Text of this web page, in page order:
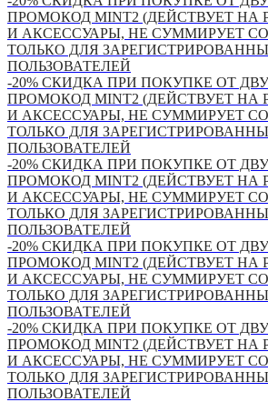
ПРОМОКОД MINT2 (ДЕЙСТВУЕТ НА
И АКСЕССУАРЫ, НЕ СУММИРУЕТ
ТОЛЬКО ДЛЯ
ПОЛЬЗОВАТЕЛЕЙ
-20% СКИДКА ПРИ ПОКУПКЕ ОТ
ПРОМОКОД MINT2 (ДЕЙСТВУЕТ НА
И АКСЕССУАРЫ, НЕ СУММИРУЕТ
ТОЛЬКО ДЛЯ
ПОЛЬЗОВАТЕЛЕЙ
-20% СКИДКА ПРИ ПОКУПКЕ ОТ
ПРОМОКОД MINT2 (ДЕЙСТВУЕТ НА
И АКСЕССУАРЫ, НЕ СУММИРУЕТ
ТОЛЬКО ДЛЯ
ПОЛЬЗОВАТЕЛЕЙ
-20% СКИДКА ПРИ ПОКУПКЕ ОТ
ПРОМОКОД MINT2 (ДЕЙСТВУЕТ НА
И АКСЕССУАРЫ, НЕ СУММИРУЕТ
ТОЛЬКО ДЛЯ
ПОЛЬЗОВАТЕЛЕЙ
-20% СКИДКА ПРИ ПОКУПКЕ ОТ
ПРОМОКОД MINT2 (ДЕЙСТВУЕТ НА
И АКСЕССУАРЫ, НЕ СУММИРУЕТ
ТОЛЬКО ДЛЯ
ПОЛЬЗОВАТЕЛЕЙ